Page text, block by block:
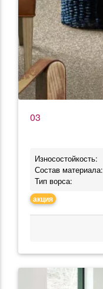
03
Износостойкость:
Состав материала:
Тип ворса:
акция